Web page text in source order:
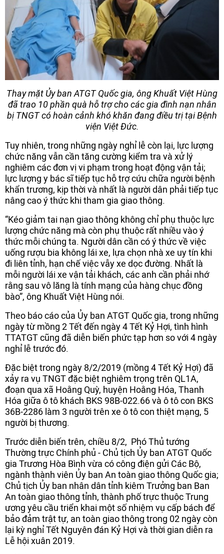
Thay mặt Ủy ban ATGT Quốc gia, ông Khuất Việt Hùng
đã trao 10 phần quà hỗ trợ cho các gia đình nạn nhân
bị TNGT có hoàn cảnh khó khăn đang điều trị tại Bệnh
viện Việt Đức.
Tuy nhiên, trong những ngày nghỉ lễ còn lại, lực lượng
chức năng vẫn cần tăng cường kiểm tra và xử lý
nghiêm các đơn vị vi phạm trong hoạt động vận tải;
lực lượng y bác sĩ tiếp tục hỗ trợ cứu chữa người bệnh
khẩn trương, kịp thời và nhất là người dân phải tiếp tục
nâng cao ý thức khi tham gia giao thông.
“Kéo giảm tai nạn giao thông không chỉ phụ thuộc lực
lượng chức năng mà còn phụ thuộc rất nhiều vào ý
thức mỗi chúng ta. Người dân cần có ý thức về việc
uống rượu bia không lái xe, lựa chọn nhà xe uy tín khi
đi liên tỉnh, hạn chế việc vẫy xe dọc đường. Nhất là
mỗi người lái xe vận tải khách, các anh cần phải nhớ
rằng sau vô lăng là tính mạng của hàng chục đồng
bào”, ông Khuất Việt Hùng nói.
Theo báo cáo của Ủy ban ATGT Quốc gia, trong những
ngày từ mồng 2 Tết đến ngày 4 Tết Kỷ Hợi, tình hình
TTATGT cũng đã diễn biến phức tạp hơn so với 4 ngày
nghỉ lễ trước đó.
Đặc biệt trong ngày 8/2/2019 (mồng 4 Tết Kỷ Hợi) đã
xảy ra vụ TNGT đặc biệt nghiêm trọng trên QL1A,
đoạn qua xã Hoằng Quỳ, huyện Hoằng Hóa, Thanh
Hóa giữa ô tô khách BKS 98B-022.66 và ô tô con BKS
36B-2286 làm 3 người trên xe ô tô con thiệt mạng, 5
người bị thương.
Trước diễn biến trên, chiều 8/2, Phó Thủ tướng
Thường trực Chính phủ - Chủ tịch Ủy ban ATGT Quốc
gia Trương Hòa Bình vừa có công điện gửi Các Bộ,
ngành thành viên Ủy ban An toàn giao thông Quốc gia;
Chủ tịch Ủy ban nhân dân tỉnh kiêm Trưởng ban Ban
An toàn giao thông tỉnh, thành phố trực thuộc Trung
ương yêu cầu triển khai một số nhiệm vụ cấp bách để
bảo đảm trật tự, an toàn giao thông trong 02 ngày còn
lại kỳ nghỉ Tết Nguyên đán Kỷ Hợi và thời gian diễn ra
Lễ hội xuân 2019.